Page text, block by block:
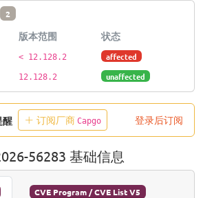
2
版本范围
状态
< 12.128.2 affected
12.128.2 unaffected
醒 订阅厂商 Capgo 登录后订阅
56283 基础信息
CVE Program / CVE List V5